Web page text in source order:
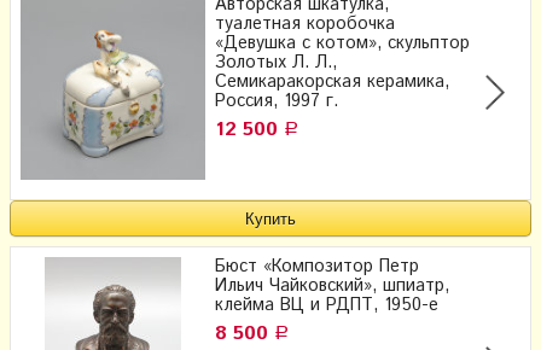
Авторская шкатулка,
туалетная коробочка
«Девушка с котом», скульптор
Золотых Л. Л.,
Семикаракорская керамика,
Россия, 1997 г.
12 500 Р
Бюст «Композитор Петр
Ильич Чайковский», шпиатр,
клейма ВЦ и РДПТ, 1950-е
8 500 Р